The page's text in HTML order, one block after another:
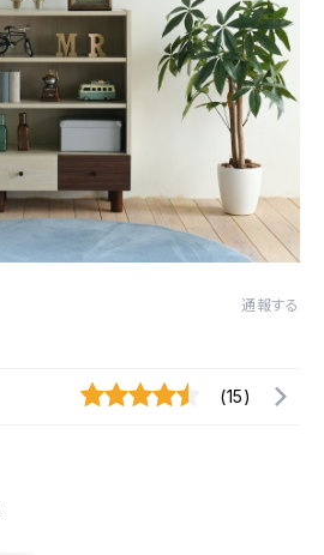
通報する
(15)